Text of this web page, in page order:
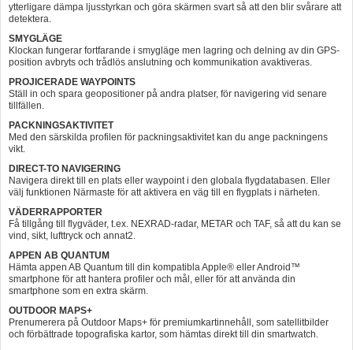
ytterligare dämpa ljusstyrkan och göra skärmen svart så att den blir svårare att
detektera.
SMYGLÄGE
Klockan fungerar fortfarande i smygläge men lagring och delning av din GPS-
position avbryts och trådlös anslutning och kommunikation avaktiveras.
PROJICERADE WAYPOINTS
Ställ in och spara geopositioner på andra platser, för navigering vid senare
tillfällen.
PACKNINGSAKTIVITET
Med den särskilda profilen för packningsaktivitet kan du ange packningens
vikt.
DIRECT-TO NAVIGERING
Navigera direkt till en plats eller waypoint i den globala flygdatabasen. Eller
välj funktionen Närmaste för att aktivera en väg till en flygplats i närheten.
VÄDERRAPPORTER
Få tillgång till flygväder, t.ex. NEXRAD-radar, METAR och TAF, så att du kan se
vind, sikt, lufttryck och annat2.
APPEN AB QUANTUM
Hämta appen AB Quantum till din kompatibla Apple® eller Android™
smartphone för att hantera profiler och mål, eller för att använda din
smartphone som en extra skärm.
OUTDOOR MAPS+
Prenumerera på Outdoor Maps+ för premiumkartinnehåll, som satellitbilder
och förbättrade topografiska kartor, som hämtas direkt till din smartwatch.